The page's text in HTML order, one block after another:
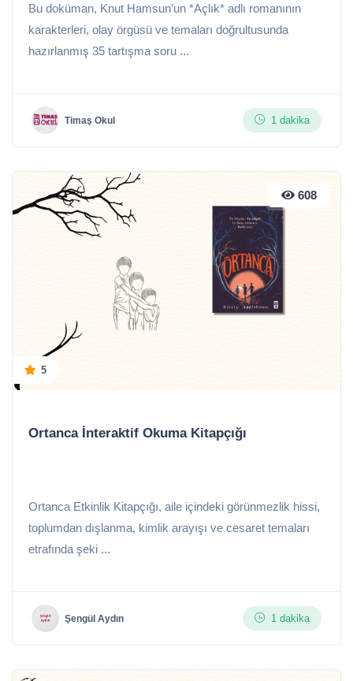
Bu doküman, Knut Hamsun’un *Açlık* adlı romanının
karakterleri, olay örgüsü ve temaları doğrultusunda
hazırlanmış 35 tartışma soru ...
Timaş Okul 1 dakika
608
5
Ortanca İnteraktif Okuma Kitapçığı
Ortanca Etkinlik Kitapçığı, aile içindeki görünmezlik hissi,
toplumdan dışlanma, kimlik arayışı ve cesaret temaları
etrafında şeki ...
Şengül Aydın 1 dakika